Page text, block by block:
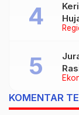
KOMENTAR